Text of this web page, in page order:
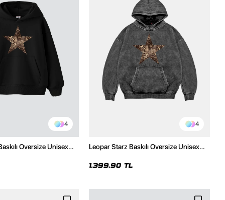
4
Oversize Unisex
4
Leopar Starz Baskılı Oversize Unisex
1.399,90 TL